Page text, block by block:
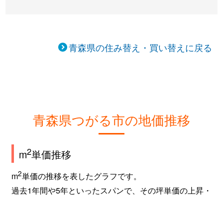
青森県の住み替え・買い替えに戻る
青森県つがる市の地価推移
m2単価推移
m2単価の推移を表したグラフです。
過去1年間や5年といったスパンで、その坪単価の上昇・